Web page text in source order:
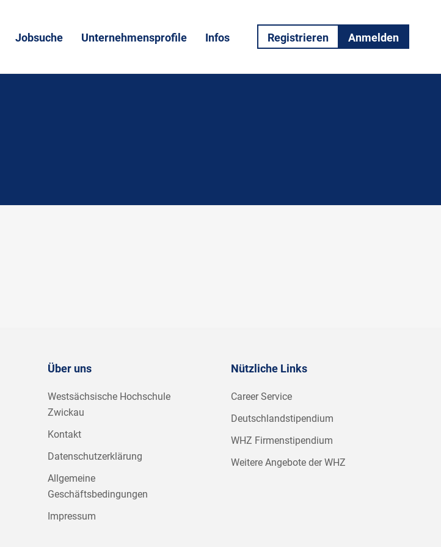
Jobsuche Unternehmensprofile Infos Registrieren Anmelden
Über uns
Westsächsische Hochschule
Zwickau
Kontakt
Datenschutzerklärung
Allgemeine
Geschäftsbedingungen
Impressum
Nützliche Links
Career Service
Deutschlandstipendium
WHZ Firmenstipendium
Weitere Angebote der WHZ